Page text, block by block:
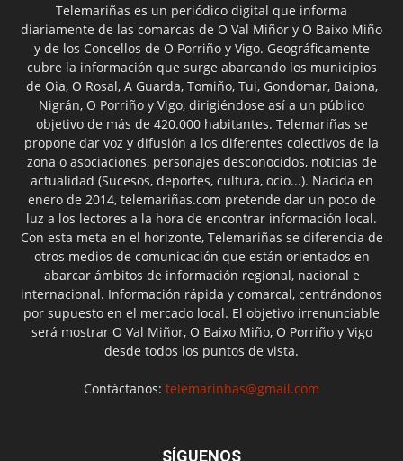
Telemariñas es un periódico digital que informa
diariamente de las comarcas de O Val Miñor y O Baixo Miño
y de los Concellos de O Porriño y Vigo. Geográficamente
cubre la información que surge abarcando los municipios
de Oia, O Rosal, A Guarda, Tomiño, Tui, Gondomar, Baiona,
Nigrán, O Porriño y Vigo, dirigiéndose así a un público
objetivo de más de 420.000 habitantes. Telemariñas se
propone dar voz y difusión a los diferentes colectivos de la
zona o asociaciones, personajes desconocidos, noticias de
actualidad (Sucesos, deportes, cultura, ocio...). Nacida en
enero de 2014, telemariñas.com pretende dar un poco de
luz a los lectores a la hora de encontrar información local.
Con esta meta en el horizonte, Telemariñas se diferencia de
otros medios de comunicación que están orientados en
abarcar ámbitos de información regional, nacional e
internacional. Información rápida y comarcal, centrándonos
por supuesto en el mercado local. El objetivo irrenunciable
será mostrar O Val Miñor, O Baixo Miño, O Porriño y Vigo
desde todos los puntos de vista.
Contáctanos: telemarinhas@gmail.com
SÍGUENOS